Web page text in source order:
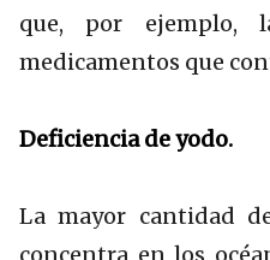
que, por ejemplo,
medicamentos que
Deficiencia de yodo.
La mayor cantidad
concentra en los